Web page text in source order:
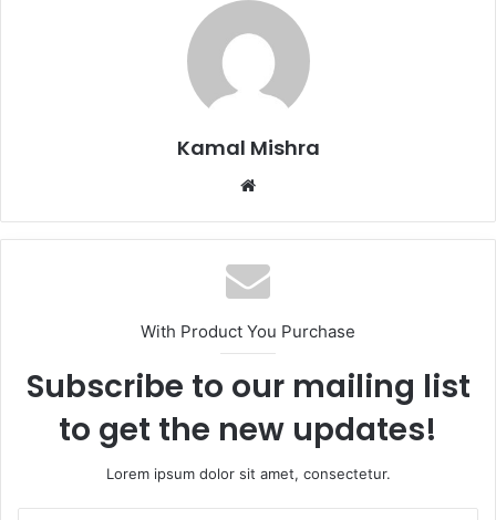
Kamal Mishra
Website
With Product You Purchase
Subscribe to our mailing list
to get the new updates!
Lorem ipsum dolor sit amet, consectetur.